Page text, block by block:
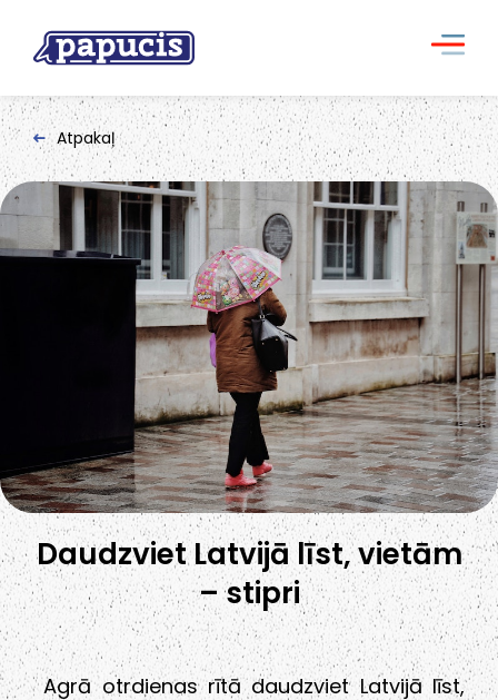
Atpakaļ
Daudzviet Latvijā līst, vietām
– stipri
Agrā otrdienas rītā daudzviet Latvijā līst,